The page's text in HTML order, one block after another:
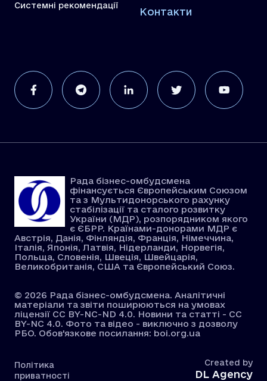
Системні рекомендації
Контакти
Рада бізнес-омбудсмена
фінансується Європейським Союзом
та з Мультидонорського рахунку
стабілізації та сталого розвитку
України (МДР), розпорядником якого
є ЄБРР. Країнами-донорами МДР є
Австрія, Данія, Фінляндія, Франція, Німеччина,
Італія, Японія, Латвія, Нідерланди, Норвегія,
Польща, Словенія, Швеція, Швейцарія,
Великобританія, США та Європейський Союз.
© 2026 Рада бізнес-омбудсмена. Аналітичні
матеріали та звіти поширюються на умовах
ліцензії CC BY-NC-ND 4.0. Новини та статті - CC
BY-NC 4.0. Фото та відео - виключно з дозволу
РБО. Обов'язкове посилання: boi.org.ua
Політика
приватності
Created by
DL Agency